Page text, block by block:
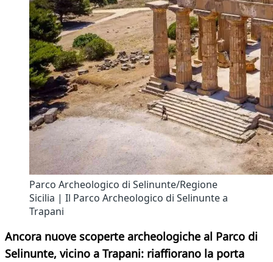
Parco Archeologico di Selinunte/Regione
Sicilia | Il Parco Archeologico di Selinunte a
Trapani
Ancora nuove scoperte archeologiche al Parco di
Selinunte, vicino a Trapani: riaffiorano la porta